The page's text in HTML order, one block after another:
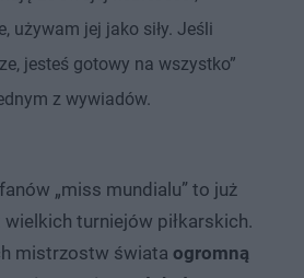
używam jej jako siły. Jeśli
jesteś gotowy na wszystko”
z wywiadów.
„miss mundialu” to już
wielkich turniejów piłkarskich.
mistrzostw świata ogromną